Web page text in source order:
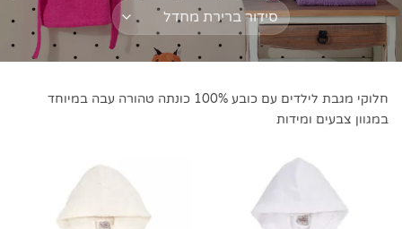
חלוקי מגבת לילדים עם כובע 100% כונתה טהורה עבה במיוחד
במגוון צבעים ומידות